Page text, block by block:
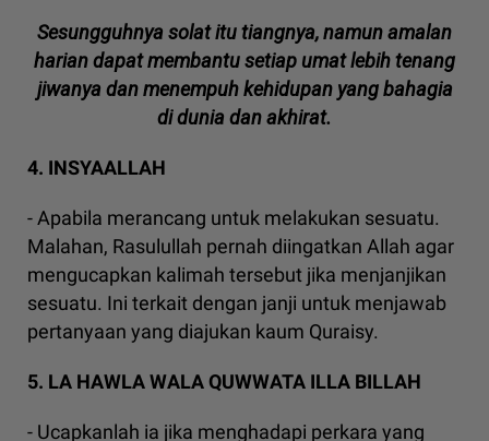
Sesungguhnya solat itu tiangnya, namun amalan
harian dapat membantu setiap umat lebih tenang
jiwanya dan menempuh kehidupan yang bahagia
di dunia dan akhirat.
4. INSYAALLAH
- Apabila merancang untuk melakukan sesuatu.
Malahan, Rasulullah pernah diingatkan Allah agar
mengucapkan kalimah tersebut jika menjanjikan
sesuatu. Ini terkait dengan janji untuk menjawab
pertanyaan yang diajukan kaum Quraisy.
5. LA HAWLA WALA QUWWATA ILLA BILLAH
- Ucapkanlah ia jika menghadapi perkara yang